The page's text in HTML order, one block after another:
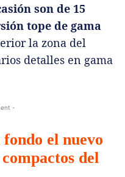
son de 15
tope de gama
la zona del
detalles en gama
-
el nuevo
del